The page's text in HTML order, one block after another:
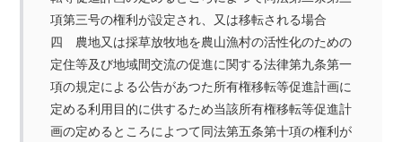
項第三号の権利が設定され、又は移転される場合
四 農地又は採草放牧地を農山漁村の活性化のための
定住等及び地域間交流の促進に関する法律第九条第一
項の規定による公告があつた所有権移転等促進計画に
定める利用目的に供するため当該所有権移転等促進計
画の定めるところによつて同法第五条第十項の権利が